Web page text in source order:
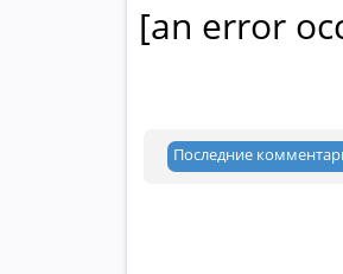
[an error
Последние